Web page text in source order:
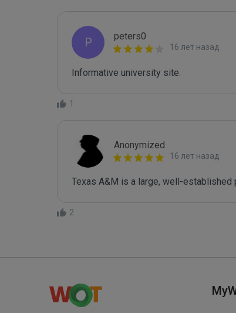
P peters0
16 лет назад
Informative university site.
1
Anonymized
16 лет назад
Texas A&M is a large, well-established
2